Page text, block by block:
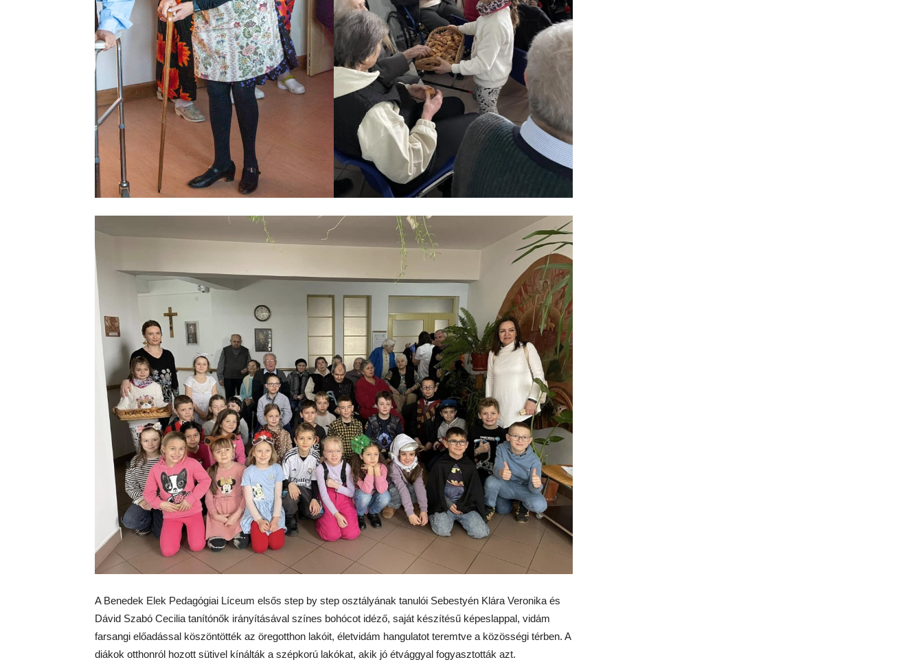
A Benedek Elek Pedagógiai Líceum elsős step by step osztályának tanulói Sebestyén Klára Veronika és
Dávid Szabó Cecilia tanítónők irányításával színes bohócot idéző, saját készítésű képeslappal, vidám
farsangi előadással köszöntötték az öregotthon lakóit, életvidám hangulatot teremtve a közösségi térben. A
diákok otthonról hozott sütivel kínálták a szépkorú lakókat, akik jó étvággyal fogyasztották azt.